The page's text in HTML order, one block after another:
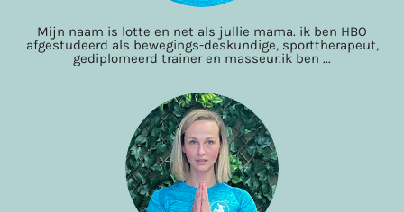
Mijn naam is lotte en net als jullie mama. ik ben HBO
afgestudeerd als bewegings-deskundige, sporttherapeut,
gediplomeerd trainer en masseur.ik ben ...